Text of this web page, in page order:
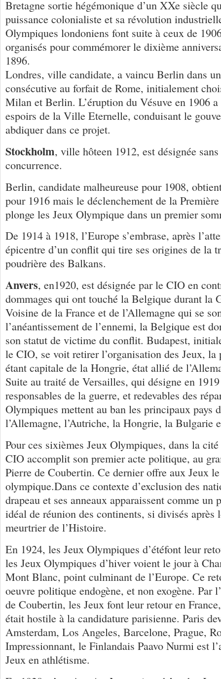
Bretagne sortie hégémonique d’un XXe siècle
puissance colonialiste et sa révolution
Olympiques londoniens font suite à ceux de
organisés pour commémorer le dixième
1896.
Londres, ville candidate, a vaincu Berlin dans
consécutive au forfait de Rome, initialement
Milan et Berlin. L’éruption du Vésuve en 1906 a
espoirs de la Ville Eternelle, conduisant le
abdiquer dans ce projet.
Stockholm, ville hôteen 1912, est désignée
concurrence.
Berlin, candidate malheureuse pour 1908,
pour 1916 mais le déclenchement de la
plonge les Jeux Olympique dans un premier
De 1914 à 1918, l’Europe s’embrase, après
épicentre d’un conflit qui tire ses origines de la
poudrière des Balkans.
Anvers, en1920, est désignée par le CIO en
dommages qui ont touché la Belgique durant la
Voisine de la France et de l’Allemagne qui se
l’anéantissement de l’ennemi, la Belgique est
son statut de victime du conflit. Budapest,
le CIO, se voit retirer l’organisation des Jeux, la
étant capitale de la Hongrie, état allié de
Suite au traité de Versailles, qui désigne en
responsables de la guerre, et redevables des
Olympiques mettent au ban les principaux pays
l’Allemagne, l’Autriche, la Hongrie, la Bulgarie
Pour ces sixièmes Jeux Olympiques, dans la
CIO accomplit son premier acte politique, au
Pierre de Coubertin. Ce dernier offre aux Jeux
olympique.Dans ce contexte d’exclusion des
drapeau et ses anneaux apparaissent comme un
idéal de réunion des continents, si divisés
meurtrier de l’Histoire.
En 1924, les Jeux Olympiques d’étéfont leur
les Jeux Olympiques d’hiver voient le jour à
Mont Blanc, point culminant de l’Europe. Ce
oeuvre politique endogène, et non exogène. Par
de Coubertin, les Jeux font leur retour en
était hostile à la candidature parisienne. Paris
Amsterdam, Los Angeles, Barcelone, Prague,
Impressionnant, le Finlandais Paavo Nurmi est
Jeux en athlétisme.